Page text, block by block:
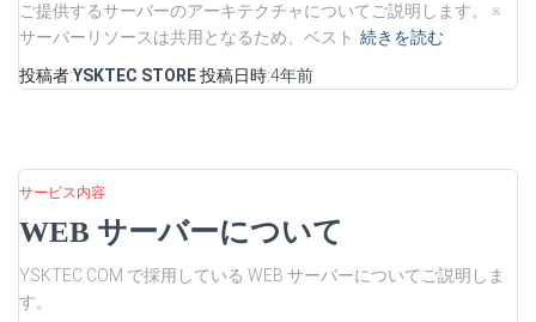
ご提供するサーバーのアーキテクチャについてご説明します。 ※
サーバーリソースは共用となるため、ベスト 続きを読む
投稿者:YSKTEC STORE投稿日時:4年前
サービス内容
WEB サーバーについて
YSKTEC.COM で採用している WEB サーバーについてご説明しま
す。